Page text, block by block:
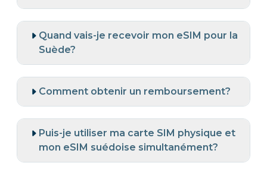
Quand vais-je recevoir mon eSIM pour la
Suède?
Comment obtenir un remboursement?
Puis-je utiliser ma carte SIM physique et
mon eSIM suédoise simultanément?